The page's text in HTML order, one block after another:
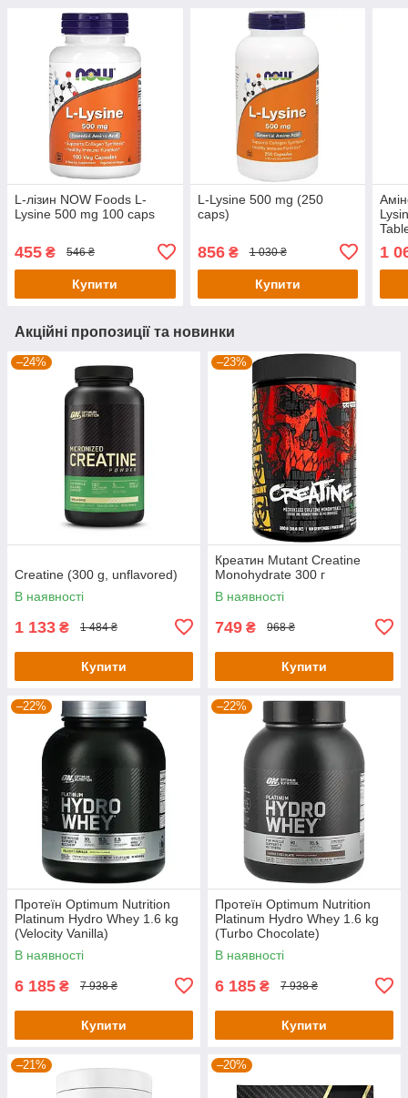
L-лізин NOW Foods L-
Lysine 500 mg 100 caps
455 ₴ 546 ₴
Купити
L-Lysine 500 mg (250
caps)
856₴ 1 030 ₴
Купити
1
Акційні пропозиції та новинки
–24%
Creatine (300 g, unflavored)
В наявності
1 133 ₴ 1 484 ₴
Купити
–23%
Креатин Mutant Creatine
Monohydrate 300 г
В наявності
749 ₴ 968 ₴
Купити
–22%
Протеїн Optimum Nutrition
Platinum Hydro Whey 1.6 kg
(Velocity Vanilla)
В наявності
6 185 ₴ 7 938 ₴
Купити
–22%
Протеїн Optimum Nutrition
Platinum Hydro Whey 1.6 kg
(Turbo Chocolate)
В наявності
6 185 ₴ 7 938 ₴
Купити
–21% –20%